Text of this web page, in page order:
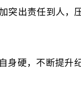
突出责任到人，
身硬，不断提升